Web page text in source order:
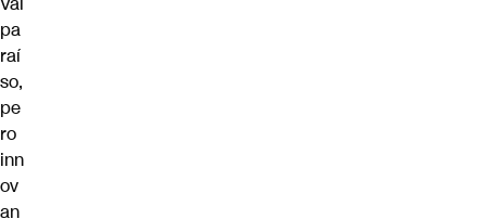
pa
raí
so,
pe
ro
inn
ov
an